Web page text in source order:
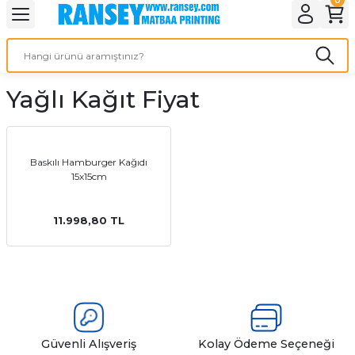
Geri Dön
Geri Dön
Geri Dön
Geri Dön
Ürünleri
Geri Dön
Geri Dön
Geri Dön
Yağlı Kağıt Fiyat
Baskılı Hamburger Kağıdı
15x15cm
11.998,80 TL
Güvenli Alışveriş Kolay Ödeme Seçeneği